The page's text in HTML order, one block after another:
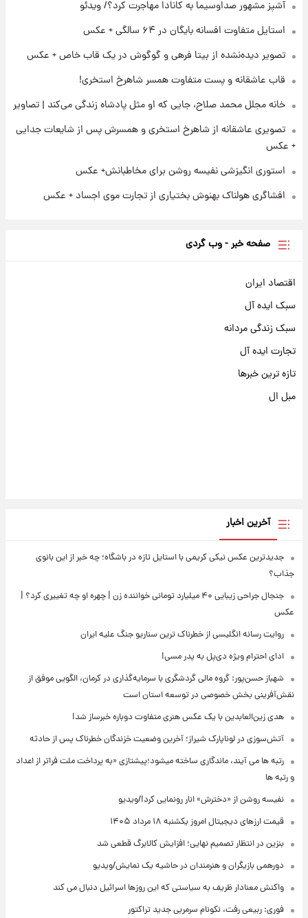
انقلاب/ویدیو
تصاویر عمامه بستن به شیوه خاتمی/ویدیو
آشپز مشهور صداوسیما به کانادا مهاجرت کرد؟/ ویدئو
استایل متفاوت افسانه بایگان در ۶۴ سالگی + عکس
تصویر دیده‌نشده از بیتا فرهی و گوگوش در یک قاب خاص + عکس
قاب عاشقانه و پست متفاوت همسر شاهرخ استخری!
خانه مجلل محمد صلاح، جایی که او مثل پادشاه زندگی می‌کند | تصاویر
تصویری عاشقانه از شاهرخ استخری و همسرش پس از شایعات جدایی
+ عکس
استوری انگیزشی نفیسه روشن برای مخاطبانش+ عکس
افشاگری هولناک بهنوش بختیاری از تجارت موی اجساد + عکس
صفحه خبر - وب گردی
اقتصاد ایران
سبک ایده آل
سبک زندگی مردانه
تجارت ایده آل
تازه ترین خبرها
مبل ال
آخرین اخبار
جدیدترین عکس نیکی کریمی با استایل تازه در باشگاه؛ چه خبر از این بانوی
جذاب؟
جنجال جراحی زیبایی ۴۰ میلیارد تومانی خواننده زن | چهره او چه تغییری کرد؟ |
عکس
روایت رسانه انگلیسی از خطرناک ترین سناریو جنگ علیه ایران
ادای احترام ویژه دی‌پل به پدر مسی!
شهباز حسن‌پور: گروه مالی گردشگری با سرمایه‌گذاری در کرمان، الگویی موفق از
نقش‌آفرینی بخش خصوصی در توسعه استان است
هدی زین‌العابدین با یک عکس هنری متفاوت دوباره خبرساز شد!
آتش‌سوزی در لوناپارک شیراز؛ آخرین وضعیت خزندگان خطرناک پس از حادثه
رتبه ها می آیند، ماندگاری ساخته میشود؛پیشتازی «به پرداخت ملت فراتر از اعداد
و رتبه ها
نفیسه روشن از «دخترش» انار رونمایی کرد!/ویدیو
قیمت ارزهای دیجیتال امروز یکشنبه ۱۸ مرداد ۱۴۰۵
بنزین در انتظار تصمیم نهایی؛ افزایش کالابرگ قطعی شد
دورهمی بازیگران و هنرمندان در حاشیه یک نمایش/ویدیو
واکنش معنادار ظریف به سیاستی که این روزها اسرائیل دنبال می کند
فوری: ربیعی رفت، نکونام سرمربی جدید تراکتور